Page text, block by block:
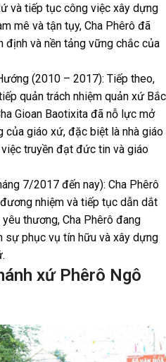
và tiếp tục công việc xây dựng
mê và tận tụy, Cha Phêrô đã
và nền tảng vững chắc của
(2010 – 2017): Tiếp theo,
quản trách nhiệm quản xứ Bắc
Gioan Baotixita đã nỗ lực mở
của giáo xứ, đặc biệt là nhà giáo
truyền đạt đức tin và giáo
7/2017 đến nay): Cha Phêrô
nhiệm và tiếp tục dẫn dắt
thương, Cha Phêrô đang
sự phục vụ tín hữu và xây dựng
xứ Phêrô Ngô